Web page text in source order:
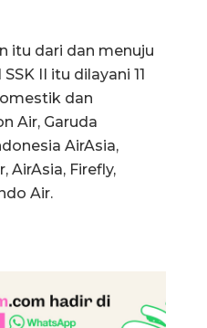
itu dari dan menuju
II itu dilayani 11
dan
Air, Garuda
AirAsia,
AirAsia, Firefly,
Air.